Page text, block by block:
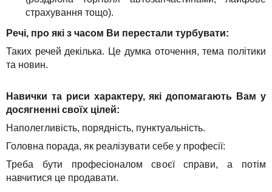
страхування тощо).
Речі, про які з часом Ви перестали турбувати:
Таких речей декілька. Це думка оточення, тема політики
та новин.
Навички та риси характеру, які допомагають Вам у
досягненні своїх цілей:
Наполегливість, порядність, пунктуальність.
Головна порада, як реалізувати себе у професії:
Треба бути професіоналом своєї справи, а потім
навчитися це продавати.